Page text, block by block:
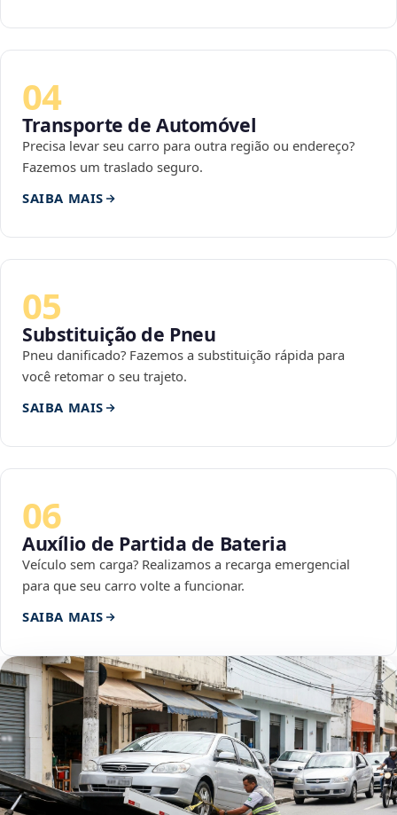
04
Transporte de Automóvel
Precisa levar seu carro para outra região ou endereço?
Fazemos um traslado seguro.
SAIBA MAIS
05
Substituição de Pneu
Pneu danificado? Fazemos a substituição rápida para
você retomar o seu trajeto.
SAIBA MAIS
06
Auxílio de Partida de Bateria
Veículo sem carga? Realizamos a recarga emergencial
para que seu carro volte a funcionar.
SAIBA MAIS